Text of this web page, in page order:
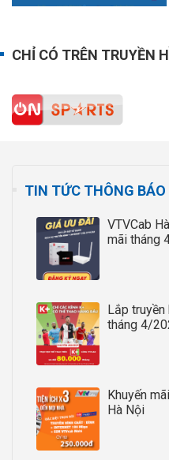
CHỈ CÓ TRÊN TRUYỀN
TIN TỨC THÔNG BÁO
VTVCab
mãi tháng
Lắp
tháng 4/
Khuyến
Hà Nội